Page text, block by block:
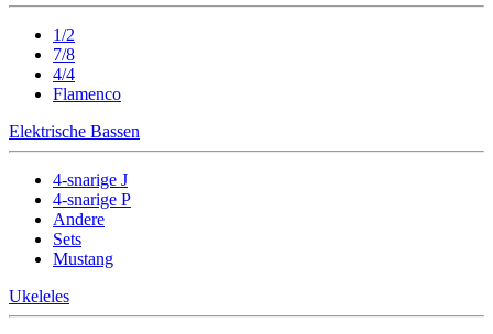
1/2
7/8
4/4
Flamenco
Elektrische Bassen
4-snarige J
4-snarige P
Andere
Sets
Mustang
Ukeleles